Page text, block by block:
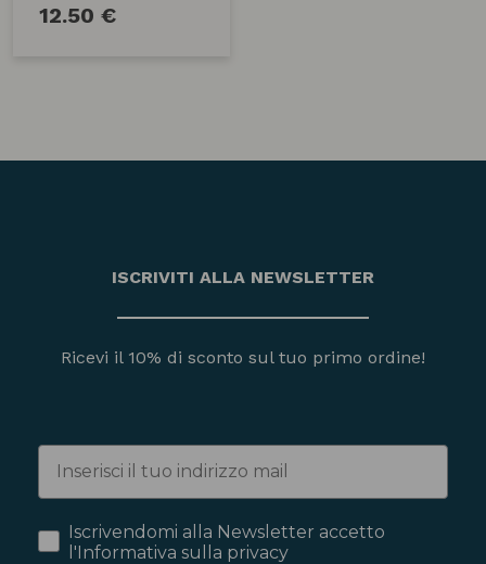
12.50 €
ISCRIVITI ALLA NEWSLETTER
Ricevi il 10% di sconto sul tuo primo ordine!
Iscrivendomi alla Newsletter accetto
l'Informativa sulla privacy